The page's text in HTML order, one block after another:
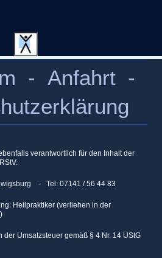
- Anfahrt -
verantwortlich für den Inhalt der
- Tel: 07141 / 56 44 83
Heilpraktiker (verliehen in der
der Umsatzsteuer gemäß § 4 Nr. 14 UStG